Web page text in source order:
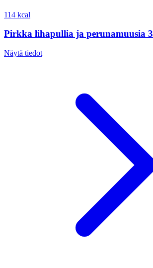
114 kcal
Pirkka lihapullia ja perunamuusia
Näytä tiedot